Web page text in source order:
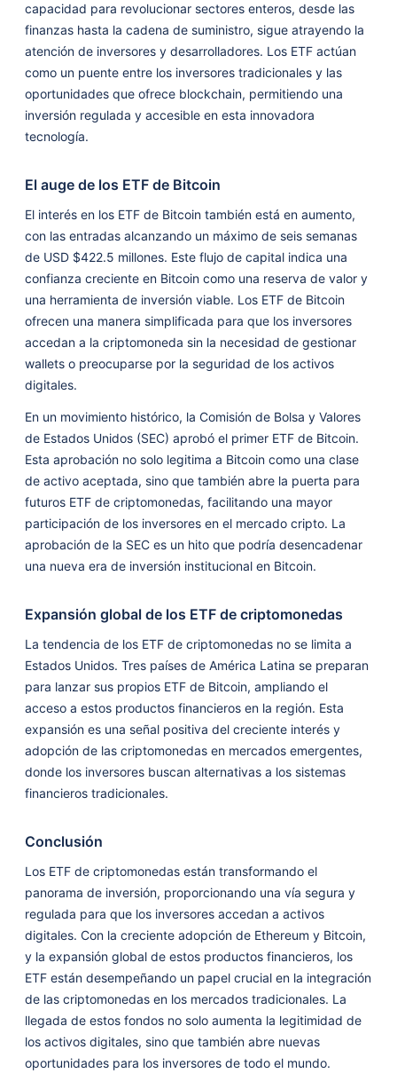
capacidad para revolucionar sectores enteros, desde las
finanzas hasta la cadena de suministro, sigue atrayendo la
atención de inversores y desarrolladores. Los ETF actúan
como un puente entre los inversores tradicionales y las
oportunidades que ofrece blockchain, permitiendo una
inversión regulada y accesible en esta innovadora
tecnología.
El auge de los ETF de Bitcoin
El interés en los ETF de Bitcoin también está en aumento,
con las entradas alcanzando un máximo de seis semanas
de USD $422.5 millones. Este flujo de capital indica una
confianza creciente en Bitcoin como una reserva de valor y
una herramienta de inversión viable. Los ETF de Bitcoin
ofrecen una manera simplificada para que los inversores
accedan a la criptomoneda sin la necesidad de gestionar
wallets o preocuparse por la seguridad de los activos
digitales.
En un movimiento histórico, la Comisión de Bolsa y Valores
de Estados Unidos (SEC) aprobó el primer ETF de Bitcoin.
Esta aprobación no solo legitima a Bitcoin como una clase
de activo aceptada, sino que también abre la puerta para
futuros ETF de criptomonedas, facilitando una mayor
participación de los inversores en el mercado cripto. La
aprobación de la SEC es un hito que podría desencadenar
una nueva era de inversión institucional en Bitcoin.
Expansión global de los ETF de criptomonedas
La tendencia de los ETF de criptomonedas no se limita a
Estados Unidos. Tres países de América Latina se preparan
para lanzar sus propios ETF de Bitcoin, ampliando el
acceso a estos productos financieros en la región. Esta
expansión es una señal positiva del creciente interés y
adopción de las criptomonedas en mercados emergentes,
donde los inversores buscan alternativas a los sistemas
financieros tradicionales.
Conclusión
Los ETF de criptomonedas están transformando el
panorama de inversión, proporcionando una vía segura y
regulada para que los inversores accedan a activos
digitales. Con la creciente adopción de Ethereum y Bitcoin,
y la expansión global de estos productos financieros, los
ETF están desempeñando un papel crucial en la integración
de las criptomonedas en los mercados tradicionales. La
llegada de estos fondos no solo aumenta la legitimidad de
los activos digitales, sino que también abre nuevas
oportunidades para los inversores de todo el mundo.